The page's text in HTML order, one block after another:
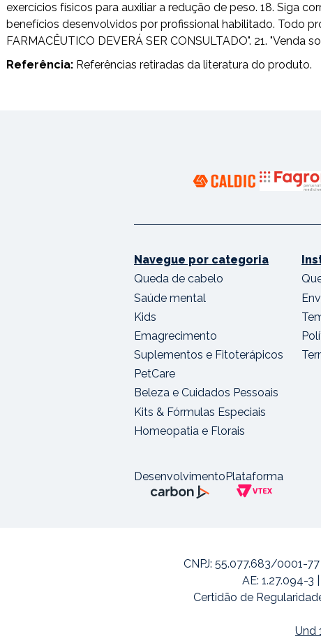
exercícios físicos para auxiliar a redução de peso. 18. Siga
benefícios desenvolvidos por profissional habilitado. Todo
FARMACÊUTICO DEVERÁ SER CONSULTADO". 21.
Referência: Referências retiradas da literatura do produto.
Navegue por categoria
Queda de cabelo
Saúde mental
Kids
Emagrecimento
Suplementos e Fitoterápicos
PetCare
Beleza e Cuidados Pessoais
Kits & Fórmulas Especiais
Homeopatia e Florais
DesenvolvimentoPlataforma
CNPJ: 55.077.683/0001-
AE: 1.27.094-3
Certidão de
Und